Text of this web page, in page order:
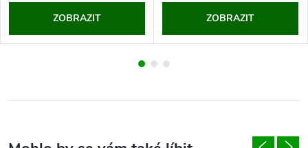
ZOBRAZIT ZOBRAZIT